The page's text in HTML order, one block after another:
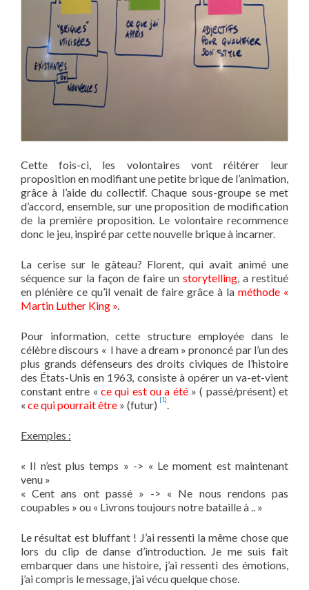
Cette fois-ci, les volontaires vont réitérer leur
proposition en modifiant une petite brique de l’animation,
grâce à l’aide du collectif. Chaque sous-groupe se met
d’accord, ensemble, sur une proposition de modification
de la première proposition. Le volontaire recommence
donc le jeu, inspiré par cette nouvelle brique à incarner.
La cerise sur le gâteau? Florent, qui avait animé une
séquence sur la façon de faire un storytelling, a restitué
en plénière ce qu’il venait de faire grâce à la méthode «
Martin Luther King ».
Pour information, cette structure employée dans le
célèbre discours « I have a dream » prononcé par l’un des
plus grands défenseurs des droits civiques de l’histoire
des États-Unis en 1963, consiste à opérer un va-et-vient
constant entre « ce qui est ou a été» ( passé/présent) et
« ce qui pourrait être » (futur) [1].
Exemples :
« Il n’est plus temps » -> « Le moment est maintenant
venu »
« Cent ans ont passé » -> « Ne nous rendons pas
coupables » ou « Livrons toujours notre bataille à .. »
Le résultat est bluffant ! J’ai ressenti la même chose que
lors du clip de danse d’introduction. Je me suis fait
embarquer dans une histoire, j’ai ressenti des émotions,
j’ai compris le message, j’ai vécu quelque chose.